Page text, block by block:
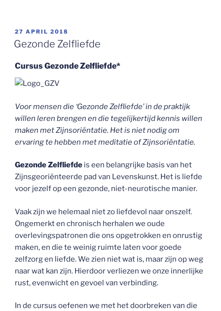
GEPLAATST
OP
27 APRIL 2018
Gezonde Zelfliefde
Cursus Gezonde Zelfliefde*
Voor mensen die ‘Gezonde Zelfliefde’ in de praktijk
willen leren brengen en die tegelijkertijd kennis willen
maken met Zijnsoriëntatie. Het is niet nodig om
ervaring te hebben met meditatie of Zijnsoriëntatie.
Gezonde Zelfliefde is een belangrijke basis van het
Zijnsgeoriënteerde pad van Levenskunst. Het is liefde
voor jezelf op een gezonde, niet-neurotische manier.
Vaak zijn we helemaal niet zo liefdevol naar onszelf.
Ongemerkt en chronisch herhalen we oude
overlevingspatronen die ons opgetrokken en onrustig
maken, en die te weinig ruimte laten voor goede
zelfzorg en liefde. We zien niet wat is, maar zijn op weg
naar wat kan zijn. Hierdoor verliezen we onze innerlijke
rust, evenwicht en gevoel van verbinding.
In de cursus oefenen we met het doorbreken van die